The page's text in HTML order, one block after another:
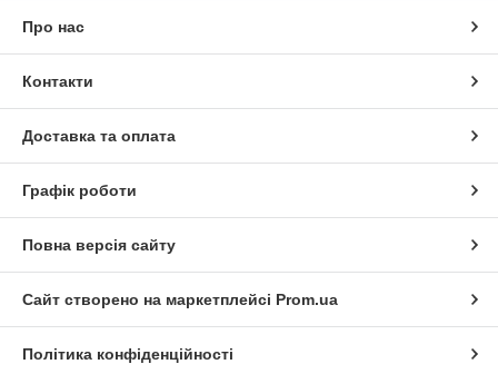
Про нас
Контакти
Доставка та оплата
Графік роботи
Повна версія сайту
Сайт створено на маркетплейсі Prom.ua
Політика конфіденційності